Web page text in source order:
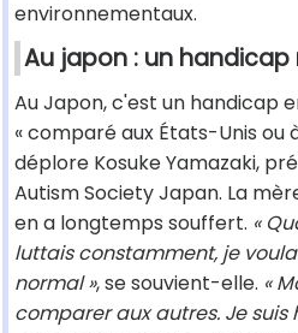
environnementaux.
Au japon : un
Au Japon, c'est un handicap
« comparé aux États-Unis ou
déplore Kosuke Yamazaki,
Autism Society Japan. La
en a longtemps souffert. «
luttais constamment, je
normal », se souvient-elle. «
comparer aux autres. Je